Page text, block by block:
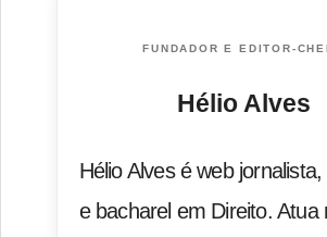
FUNDADOR E EDITOR-
Hélio Alves
Hélio Alves é web
e bacharel em Direito. Atua